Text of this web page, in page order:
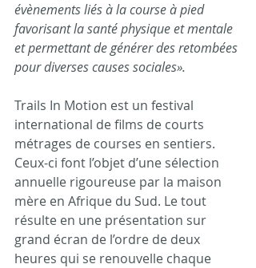
évènements liés à la course à pied
favorisant la santé physique et mentale
et permettant de générer des retombées
pour diverses causes sociales».
Trails In Motion est un festival
international de films de courts
métrages de courses en sentiers.
Ceux-ci font l’objet d’une sélection
annuelle rigoureuse par la maison
mère en Afrique du Sud. Le tout
résulte en une présentation sur
grand écran de l’ordre de deux
heures qui se renouvelle chaque